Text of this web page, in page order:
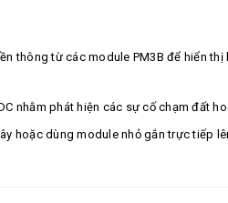
thông từ các module PM3B để hiển thị
nhằm phát hiện các sự cố chạm đất
hoặc dùng module nhỏ gắn trực tiếp